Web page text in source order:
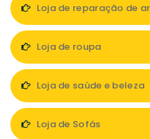
Loja de reparação de
Loja de roupa
Loja de saúde e beleza
Loja de Sofás